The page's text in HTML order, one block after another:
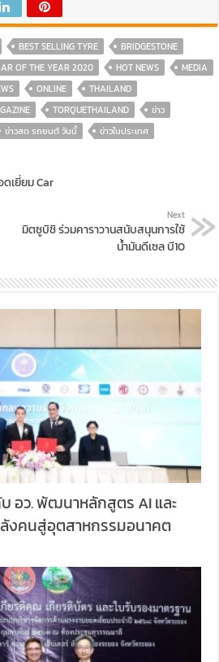
BEST SELLING TYRE
BRIDGESTONE
OF THE YEAR 2020 HOT NEWS
MEDIA
ONLINE
THAILAND
TORQUETHAILAND
ข่าว
ข่าวสด รถยนต์ วันนี้ ข่าวในประเทศ
ดเยี่ยม Car
Next
มิตซูบิชิ ร่วมคาราวานสนับสนุนการใช้
น้ำมันดีเซล บี10
อว. พัฒนาหลักสูตร AI และ
งคนสู่อุตสาหกรรมอนาคต